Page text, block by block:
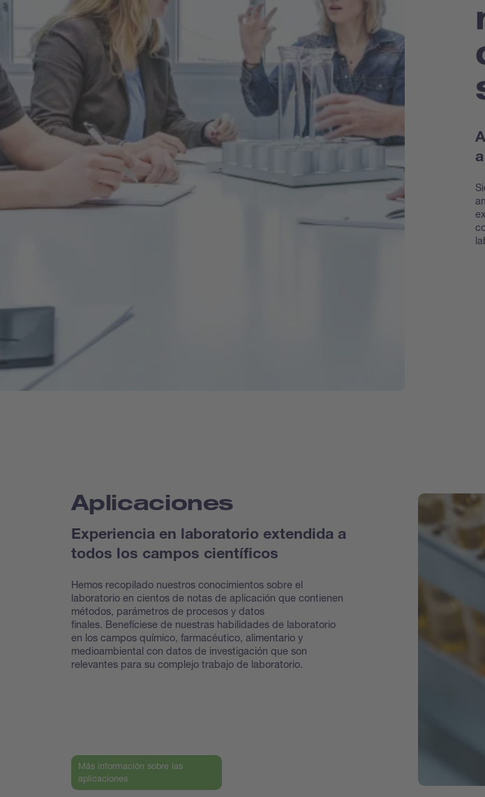
Aplicaciones
Experiencia en laboratorio extendida a
todos los campos científicos
Hemos recopilado nuestros conocimientos sobre el
laboratorio en cientos de notas de aplicación que contienen
métodos, parámetros de procesos y datos
finales. Benefíciese de nuestras habilidades de laboratorio
en los campos químico, farmacéutico, alimentario y
medioambiental con datos de investigación que son
relevantes para su complejo trabajo de laboratorio.
Más información sobre las
aplicaciones